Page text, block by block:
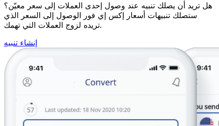
هل تريد أن يصلك تنبيه عند وصول إحدى العملات إلى سعر معيّن؟
ستصلك تنبيهات أسعار إكس إي فور الوصول إلى السعر الذي
تريده لزوج العملات التي تهمك.
إنشاء تنبيه